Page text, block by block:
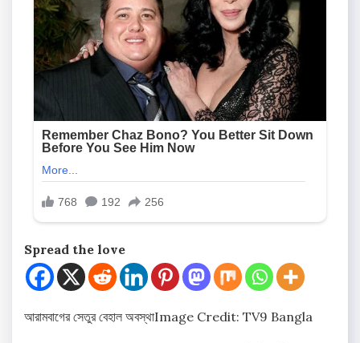
Spread the love
আরামবাগের সেতুর বেহাল অবস্থাImage Credit: TV9 Bangla